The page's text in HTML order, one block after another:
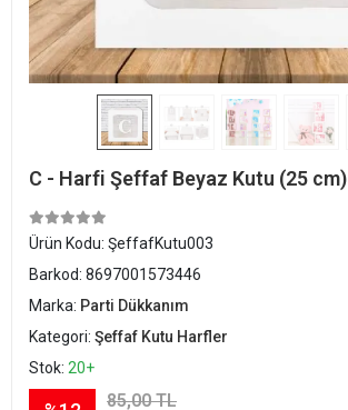
C - Harfi Şeffaf Beyaz Kutu (25 cm)
Ürün Kodu: ŞeffafKutu003
Barkod: 8697001573446
Marka: Parti Dükkanım
Kategori: Şeffaf Kutu Harfler
Stok: 20+
85,00 TL